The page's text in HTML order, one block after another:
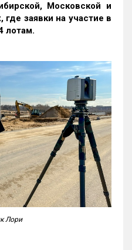
Московской и
где заявки на участие в
лотам.
Лори